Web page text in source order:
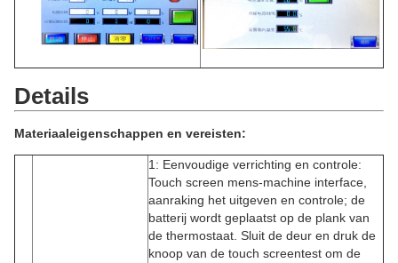
Details
Materiaaleigenschappen en vereisten:
1: Eenvoudige verrichting en controle:
Touch screen mens-machine interface,
aanraking het uitgeven en controle; de
batterij wordt geplaatst op de plank van
de thermostaat. Sluit de deur en druk de
knoop van de touch screentest om de